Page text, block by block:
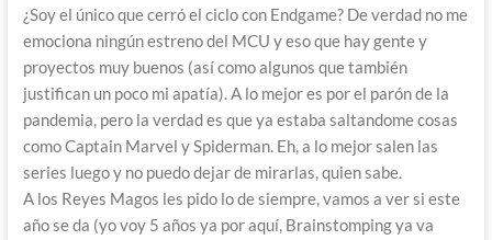
¿Soy el único que cerró el ciclo con Endgame? De verdad no me
emociona ningún estreno del MCU y eso que hay gente y
proyectos muy buenos (así como algunos que también
justifican un poco mi apatía). A lo mejor es por el parón de la
pandemia, pero la verdad es que ya estaba saltandome cosas
como Captain Marvel y Spiderman. Eh, a lo mejor salen las
series luego y no puedo dejar de mirarlas, quien sabe.
A los Reyes Magos les pido lo de siempre, vamos a ver si este
año se da (yo voy 5 años ya por aquí, Brainstomping ya va